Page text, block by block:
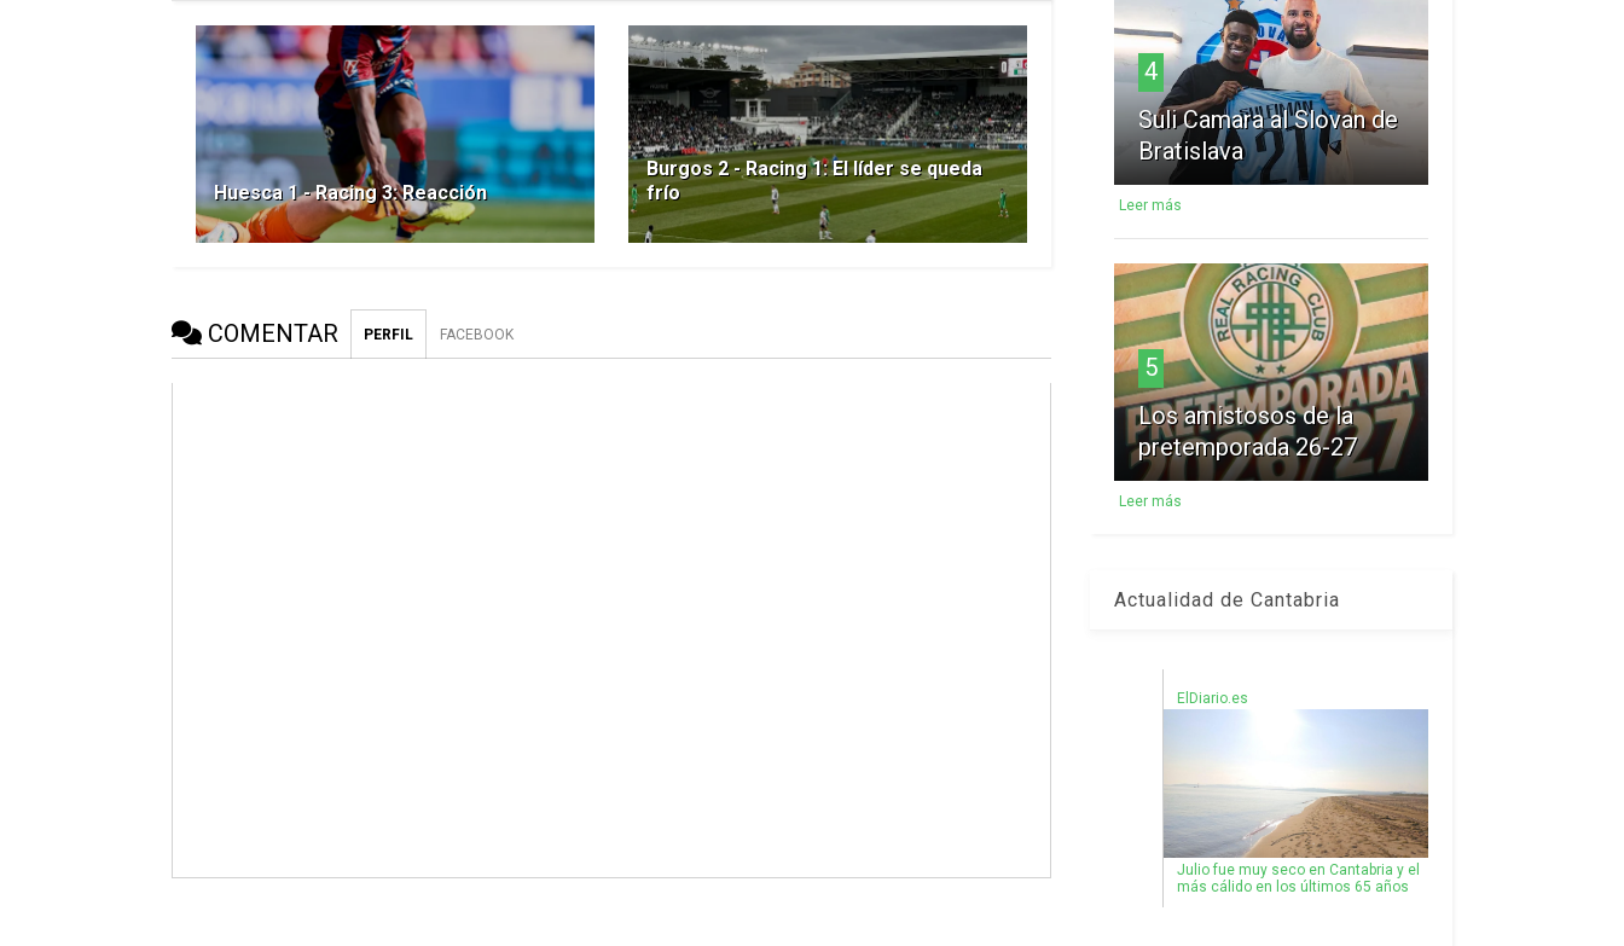
Huesca 1 - Racing 3: Reacción
Burgos 2 - Racing 1: El líder se queda
frío
COMENTAR PERFIL FACEBOOK
4
Suli Camara al Slovan de
Bratislava
Leer más
5
Los amistosos de la
pretemporada 26-27
Leer más
Actualidad de Cantabria
ElDiario.es
Julio fue muy seco en Cantabria y el
más cálido en los últimos 65 años